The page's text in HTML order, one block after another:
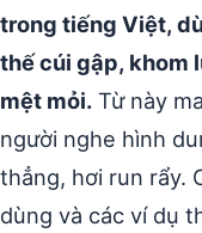
trong tiếng Việt,
thế cúi gập, khom
mệt mỏi. Từ này
người nghe hình
thẳng, hơi run rẩy.
dùng và các ví dụ